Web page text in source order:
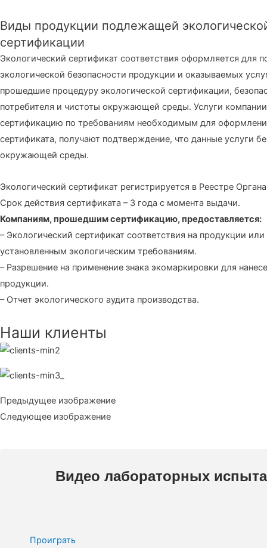
Виды продукции подлежащей
сертификации
Экологический сертификат соответствия оформляется для
экологической безопасности продукции и оказываемых
прошедшие процедуру экологической сертификации,
потребителя и чистоты окружающей среды. Услуги
сертификацию по требованиям необходимым для
сертификата, получают подтверждение, что данные услуги
окружающей среды.
Экологический сертификат регистрируется в Реестре
Срок действия сертификата – 3 года с момента выдачи.
Компаниям, прошедшим сертификацию, предоставляется:
– Экологический сертификат соответствия на продукции или
установленным экологическим требованиям.
– Разрешение на применение знака экомаркировки для
продукции.
– Отчет экологического аудита производства.
Наши клиенты
Предыдущее изображение
Следующее изображение
Видео лабораторных
Проиграть